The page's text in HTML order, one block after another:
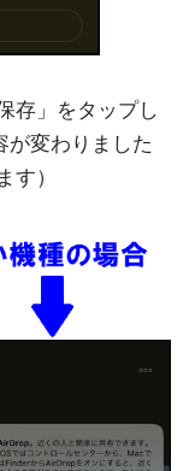
存」をタップし
変わりました
す）